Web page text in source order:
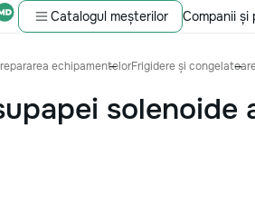
Catalogul meșterilor Companii și
echipamentelorFrigidere și
solenoide